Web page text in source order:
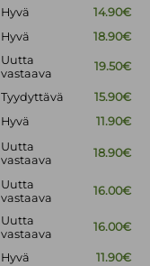
Hyvä
14.90€
Hyvä 18.90€
Uutta
vastaava
19.50€
Tyydyttävä
15.90€
Hyvä
11.90€
Uutta
vastaava
18.90€
Uutta
vastaava
16.00€
Uutta
vastaava
16.00€
Hyvä 11.90€